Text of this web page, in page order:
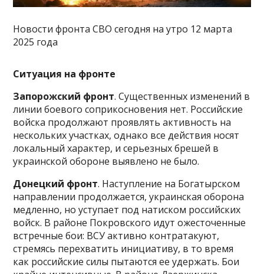
Новости фронта СВО сегодня на утро 12 марта
2025 года
Ситуация на фронте
Запорожский фронт. Существенных изменений в
линии боевого соприкосновения нет. Российские
войска продолжают проявлять активность на
нескольких участках, однако все действия носят
локальный характер, и серьезных брешей в
украинской обороне выявлено не было.
Донецкий фронт. Наступление на Богатырском
направлении продолжается, украинская оборона
медленно, но уступает под натиском российских
войск. В районе Покровского идут ожесточенные
встречные бои: ВСУ активно контратакуют,
стремясь перехватить инициативу, в то время
как российские силы пытаются ее удержать. Бои